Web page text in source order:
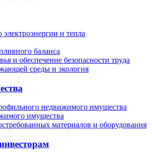
электроэнергии и тепла
баланса
и обеспечение безопасности труда
среды и экология
недвижимого имущества
имущества
материалов и оборудования